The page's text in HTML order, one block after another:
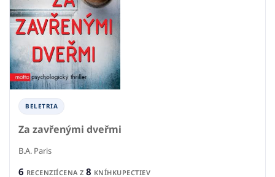
BELETRIA
Za zavřenými dveřmi
B.A. Paris
6 RECENZIÍCENA Z 8 KNÍHKUPECTIEV